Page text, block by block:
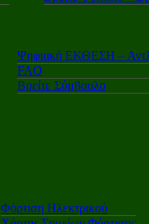
Ψηφιακή ΕΚΘΕΣΗ –
FAQ
Βρείτε Σύμβουλο
Φόρτιση Ηλεκτρικού